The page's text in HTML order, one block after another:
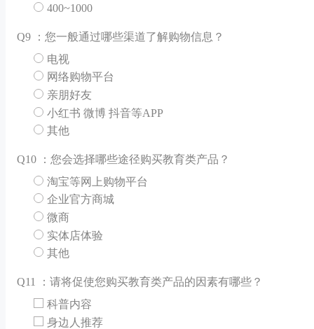
400~1000
Q9 ：您一般通过哪些渠道了解购物信息？
电视
网络购物平台
亲朋好友
小红书 微博 抖音等APP
其他
Q10 ：您会选择哪些途径购买教育类产品？
淘宝等网上购物平台
企业官方商城
微商
实体店体验
其他
Q11 ：请将促使您购买教育类产品的因素有哪些？
科普内容
身边人推荐